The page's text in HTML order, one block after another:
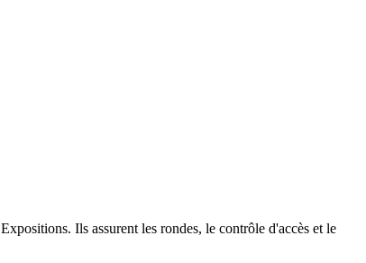
Ils assurent les rondes, le contrôle d'accès et le